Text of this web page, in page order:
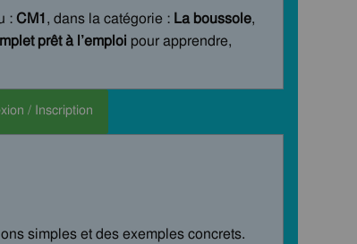
:CM1, dans la catégorie : La boussole,
prêt à l’emploi pour apprendre,
/ Inscription
simples et des exemples concrets.